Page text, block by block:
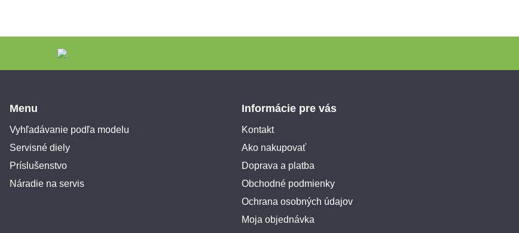
Menu
Vyhľadávanie podľa modelu
Servisné diely
Príslušenstvo
Náradie na servis
Informácie pre vás
Kontakt
Ako nakupovať
Doprava a platba
Obchodné podmienky
Ochrana osobných údajov
Moja objednávka